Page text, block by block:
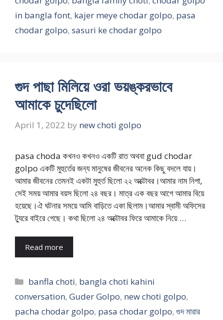
in bangla font, kajer meye chodar golpo, pasa
chodar golpo, sasuri ke chodar golpo
গুদ পাছা মিলিয়ে ওরা ভয়ঙ্করভাবে
আমাকে চুদেছিলো
April 1, 2022 by new choti golpo
pasa choda কখনও কখনও একটি রাত অথবা gud chodar
golpo একটি মুহুর্তের জন্য মানুষের জীবনের অনেক কিছু বদলে যায়।
আমার জীবনের তেমনই একটা মুহুর্ত ছিলো ২২ অক্টোবর।আমার নাম নিপা,
সেই সময় আমার বয়স ছিলো ২৪ বছর। মাত্র এক বছর আগে আমার বিয়ে
হয়েছে।ঐ ঘটনার সময়ে আমি বাড়িতে একা ছিলাম।আমার স্বামী অফিসের
ট্যুরে বাইরে গেছে। কথা ছিলো ২৪ অক্টোবর ফিরে আমাকে নিয়ে …
Read more
Categories
banfla choti, bangla choti kahini
conversation, Guder Golpo, new choti golpo,
pacha chodar golpo, pasa chodar golpo, গুদ মারার